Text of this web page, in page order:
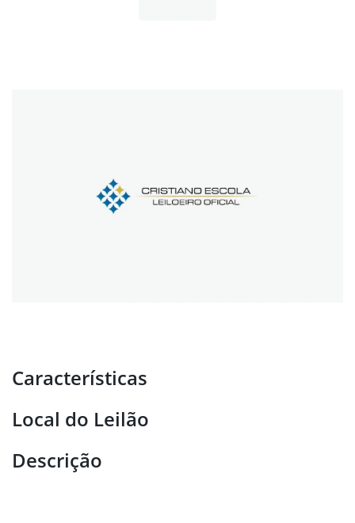
Características
Local do Leilão
Descrição